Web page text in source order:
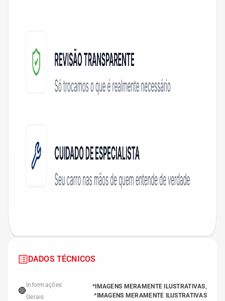
DADOS TÉCNICOS
🔴
Informações
Gerais
*IMAGENS MERAMENTE ILUSTRATIVAS,
*IMAGENS MERAMENTE ILUSTRATIVAS